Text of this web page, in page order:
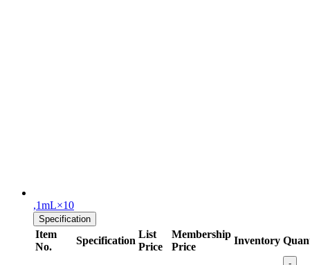
,1mL×10
Specification
Item
No.
Specification
List
Price
Membership
Price
Inventory